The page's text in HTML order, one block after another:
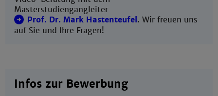
Masterstudiengangleiter
Prof. Dr. Mark Hastenteufel . Wir freuen uns
auf Sie und Ihre Fragen!
Infos zur Bewerbung